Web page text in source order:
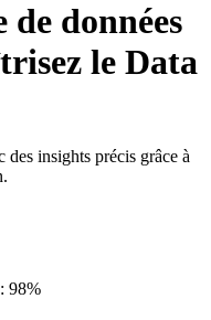
données
le Data
des insights précis grâce à
98%